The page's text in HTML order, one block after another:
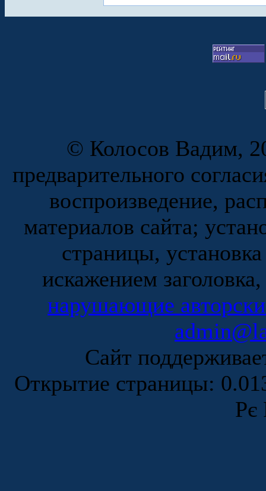
© Колосов Вадим,
предварительного
воспроизведение,
материалов сайта;
страницы,
искажением
нарушающие
Сайт
Открытие страницы:
Рє